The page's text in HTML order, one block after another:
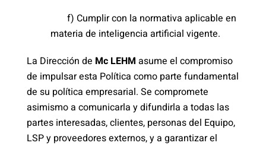
f) Cumplir con la normativa aplicable en
materia de inteligencia artificial vigente.
La Dirección de Mc LEHM asume el compromiso
de impulsar esta Política como parte fundamental
de su política empresarial. Se compromete
asimismo a comunicarla y difundirla a todas las
partes interesadas, clientes, personas del Equipo,
LSP y proveedores externos, y a garantizar el